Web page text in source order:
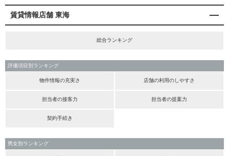
賃貸情報店舗 東海
総合ランキング
評価項目別ランキング
物件情報の充実さ 店舗の利用のしやすさ
担当者の接客力 担当者の提案力
契約手続き
男女別ランキング